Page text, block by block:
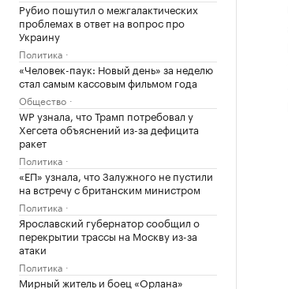
Рубио пошутил о межгалактических
проблемах в ответ на вопрос про
Украину
Политика
«Человек-паук: Новый день» за неделю
стал самым кассовым фильмом года
Общество
WP узнала, что Трамп потребовал у
Хегсета объяснений из-за дефицита
ракет
Политика
«ЕП» узнала, что Залужного не пустили
на встречу с британским министром
Политика
Ярославский губернатор сообщил о
перекрытии трассы на Москву из-за
атаки
Политика
Мирный житель и боец «Орлана»